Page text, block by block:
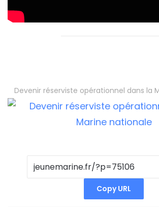
Devenir réserviste opérationnel dans la
Copy URL